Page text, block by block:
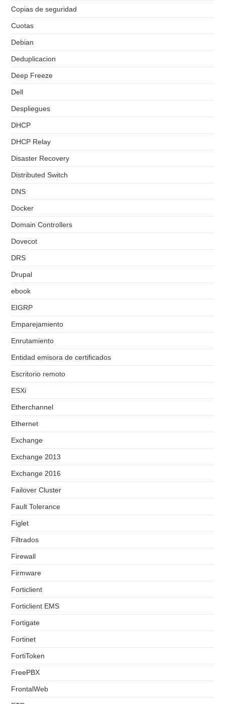
Copias de seguridad
Cuotas
Debian
Deduplicacion
Deep Freeze
Dell
Despliegues
DHCP
DHCP Relay
Disaster Recovery
Distributed Switch
DNS
Docker
Domain Controllers
Dovecot
DRS
Drupal
ebook
EIGRP
Emparejamiento
Enrutamiento
Entidad emisora de certificados
Escritorio remoto
ESXi
Etherchannel
Ethernet
Exchange
Exchange 2013
Exchange 2016
Failover Cluster
Fault Tolerance
Figlet
Filtrados
Firewall
Firmware
Forticlient
Forticlient EMS
Fortigate
Fortinet
FortiToken
FreePBX
FrontalWeb